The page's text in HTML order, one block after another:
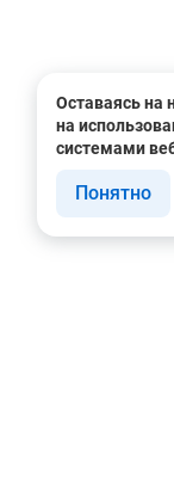
Оставаясь на
на
системами
Понятно